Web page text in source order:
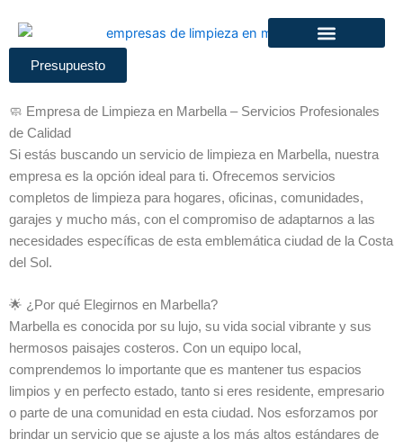
contenido
Presupuesto
🧼 Empresa de Limpieza en Marbella – Servicios Profesionales
de Calidad
Si estás buscando un servicio de limpieza en Marbella, nuestra
empresa es la opción ideal para ti. Ofrecemos servicios
completos de limpieza para hogares, oficinas, comunidades,
garajes y mucho más, con el compromiso de adaptarnos a las
necesidades específicas de esta emblemática ciudad de la Costa
del Sol.
🌟 ¿Por qué Elegirnos en Marbella?
Marbella es conocida por su lujo, su vida social vibrante y sus
hermosos paisajes costeros. Con un equipo local,
comprendemos lo importante que es mantener tus espacios
limpios y en perfecto estado, tanto si eres residente, empresario
o parte de una comunidad en esta ciudad. Nos esforzamos por
brindar un servicio que se ajuste a los más altos estándares de